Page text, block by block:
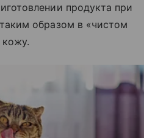
продукта при
образом в «чистом
кожу.